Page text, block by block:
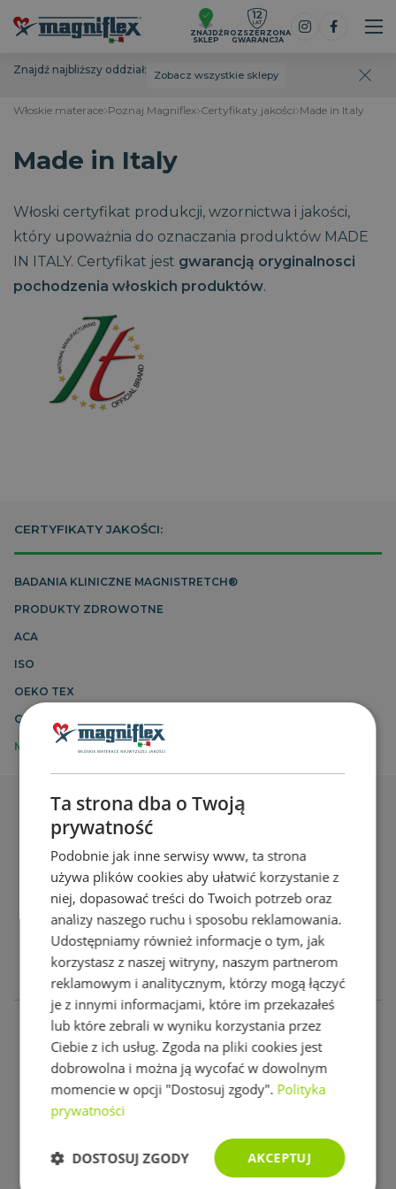
Znajdź najbliższy oddział: Zobacz wszystkie sklepy
ZNAJDŹ
SKLEP
ROZSZERZONA
GWARANCJA
Włoskie materace Poznaj Magniflex Certyfikaty jakości Made in Italy
CERTYFIKATY JAKOŚCI:
BADANIA KLINICZNE MAGNISTRETCH®
PRODUKTY ZDROWOTNE
ACA
ISO
OEKO TEX
GOTS
MADE IN ITALY
Made in Italy
Włoski certyfikat produkcji, wzornictwa i jakości,
który upoważnia do oznaczania produktów MADE
IN ITALY. Certyfikat jest gwarancją oryginalnosci
pochodzenia włoskich produktów.
Wybierz sobie najlepszy materac
Rejestracja przedłużonej gwarancji
Warunki gwarancji
Ochrona danych osobowych
Jaki materac wybrać do spania do łóżka w sypialni?
Darmowa Konsultacja Katowice
Regulamin Promocji Magniflex 2026–07
Regulamin konkursu „Regeneracja Latem"
Ta strona dba o Twoją
prywatność
Podobnie jak inne serwisy www, ta strona
używa plików cookies aby ułatwić korzystanie z
niej, dopasować treści do Twoich potrzeb oraz
analizy naszego ruchu i sposobu reklamowania.
Udostępniamy również informacje o tym, jak
korzystasz z naszej witryny, naszym partnerom
reklamowym i analitycznym, którzy mogą łączyć
je z innymi informacjami, które im przekazałeś
lub które zebrali w wyniku korzystania przez
Ciebie z ich usług. Zgoda na pliki cookies jest
dobrowolna i można ją wycofać w dowolnym
momencie w opcji "Dostosuj zgody". Polityka
prywatności
AKCEPTUJ
DOSTOSUJ ZGODY